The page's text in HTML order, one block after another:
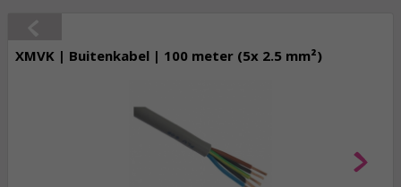
XMVK | Buitenkabel | 100 meter (5x 2.5 mm²)